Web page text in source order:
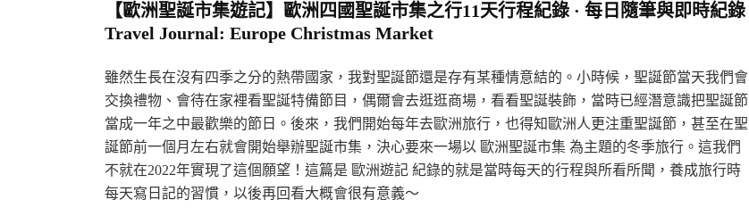
中
紀
小
鎮
·
行
前
【歐洲聖誕市集遊記】歐洲四國聖誕市集之行11天行程紀錄 · 每日隨筆與即時紀錄
Travel Journal: Europe Christmas Market
雖然生長在沒有四季之分的熱帶國家，我對聖誕節還是存有某種情意結的。小時候，聖誕節當天我們會
交換禮物、會待在家裡看聖誕特備節目，偶爾會去逛逛商場，看看聖誕裝飾，當時已經潛意識把聖誕節
當成一年之中最歡樂的節日。後來，我們開始每年去歐洲旅行，也得知歐洲人更注重聖誕節，甚至在聖
誕節前一個月左右就會開始舉辦聖誕市集，決心要來一場以 歐洲聖誕市集 為主題的冬季旅行。這我們
不就在2022年實現了這個願望！這篇是 歐洲遊記 紀錄的就是當時每天的行程與所看所聞，養成旅行時
每天寫日記的習慣，以後再回看大概會很有意義～